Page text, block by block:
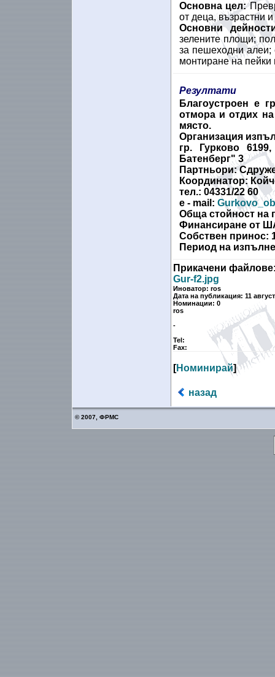
Основна цел:
от деца, възрастни
Основни
зелените площи;
за пешеходни алеи;
монтиране на пейки
Резултати
Благоустроен е
отмора и отдих
място.
Организация
гр. Гурково
Батенберг" 3
Партньори:
Координатор:
тел.: 04331/22 60
e - mail:
Обща стойност на
Финансиране от
Собствен принос:
Период на
Прикачени
Gur-f2.jpg
Иноватор: ros
Дата на публикация: 11
Номинации: 0
ros
-
Tel:
Fax:
[Номинирай]
назад
© 2007, ФРМС